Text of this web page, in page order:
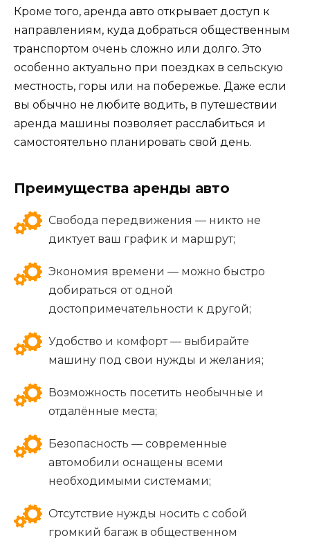
Кроме того, аренда авто открывает доступ к
направлениям, куда добраться общественным
транспортом очень сложно или долго. Это
особенно актуально при поездках в сельскую
местность, горы или на побережье. Даже если
вы обычно не любите водить, в путешествии
аренда машины позволяет расслабиться и
самостоятельно планировать свой день.
Преимущества аренды авто
Свобода передвижения — никто не
диктует ваш график и маршрут;
Экономия времени — можно быстро
добираться от одной
достопримечательности к другой;
Удобство и комфорт — выбирайте
машину под свои нужды и желания;
Возможность посетить необычные и
отдалённые места;
Безопасность — современные
автомобили оснащены всеми
необходимыми системами;
Отсутствие нужды носить с собой
громкий багаж в общественном